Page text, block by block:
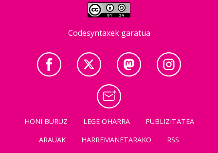
Codesyntaxek garatua
HONI BURUZ LEGE OHARRA
PUBLIZITATEA
ARAUAK
HARREMANETARAKO RSS